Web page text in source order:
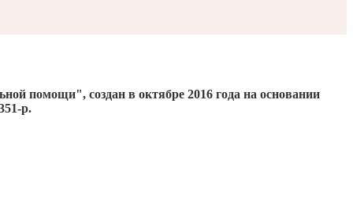
помощи", создан в октябре 2016года на основании
р.